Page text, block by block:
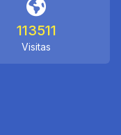
113511
Visitas